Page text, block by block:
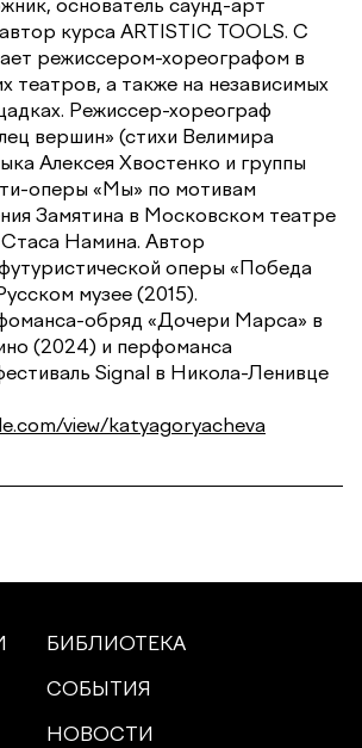
курса ARTISTIC TOOLS. С
режиссером-хореографом в
театров, а также на независимых
Режиссер-хореограф
вершин» (стихи Велимира
Алексея Хвостенко и группы
оперы «Мы» по мотивам
Замятина в Московском театре
Намина. Автор
оперы «Победа
музее (2015).
обряд «Дочери Марса» в
(2024) и перфоманса
Signal в Никола-Ленивце
view/katyagoryacheva
БИБЛИОТЕКА
СОБЫТИЯ
НОВОСТИ